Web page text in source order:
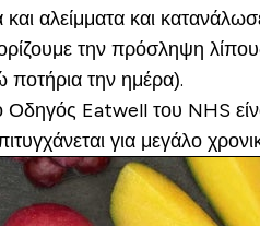
και αλείμματα και
την πρόσληψη
ποτήρια την ημέρα).
Eatwell του NHS
για μεγάλο